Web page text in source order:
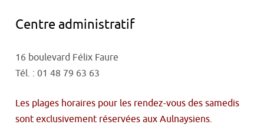
Centre administratif
16 boulevard Félix Faure
Tél. : 01 48 79 63 63
Les plages horaires pour les rendez-vous des samedis
sont exclusivement réservées aux Aulnaysiens.